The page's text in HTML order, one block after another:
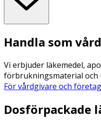
Handla som
Vi erbjuder läkemedel,
förbrukningsmaterial och
För vårdgivare och företag
Dosförpackade